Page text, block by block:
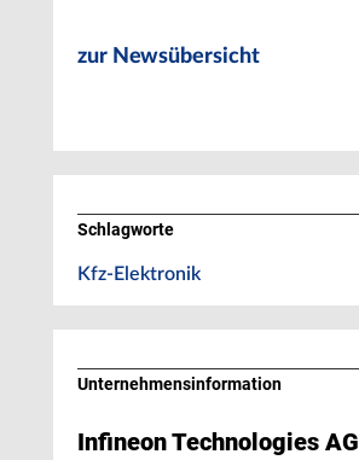
zur Newsübersicht
Schlagworte
Kfz-Elektronik
Unternehmens­information
Infineon Technologies AG